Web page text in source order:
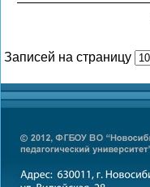
Записей на страницу